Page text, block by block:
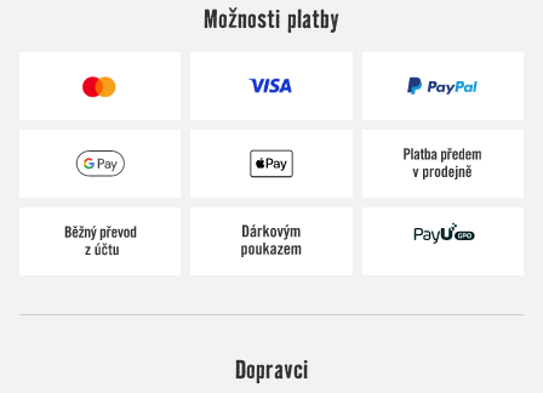
Možnosti platby
Dopravci